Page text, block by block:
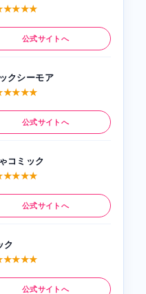
公式サイトへ
クシーモア
公式サイトへ
コミック
公式サイトへ
ク
公式サイトへ